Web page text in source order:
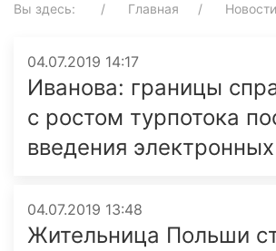
Вы здесь: Главная Новости
04.07.2019 14:17
Иванова: границы
с ростом турпотока
введения
04.07.2019 13:48
Жительница Польши